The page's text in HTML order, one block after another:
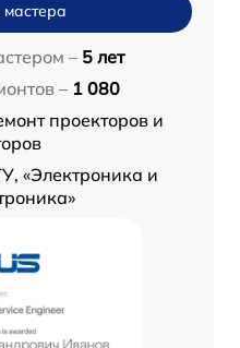
– 5 лет
– 1 080
проекторов и
«Электроника и